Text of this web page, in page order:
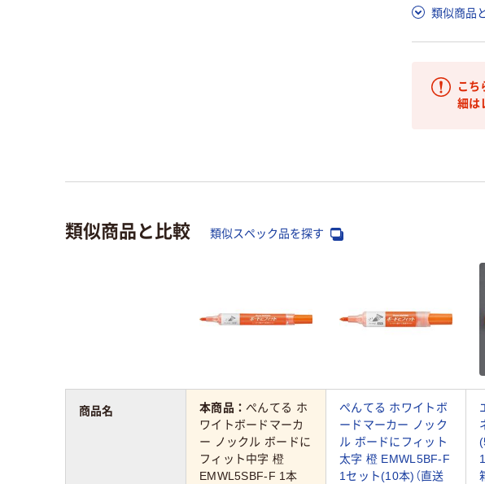
類似商品
こち
細は
類似商品と比較 類似スペック品を探す
商品名 本商品： ぺんてる ホ
ワイトボードマーカ
ー ノックル ボードに
フィット中字 橙
EMWL5SBF-F 1本
ぺんてる ホワイトボ
ードマーカー ノック
ル ボードにフィット
太字 橙 EMWL5BF-F
1セット(10本)（直送